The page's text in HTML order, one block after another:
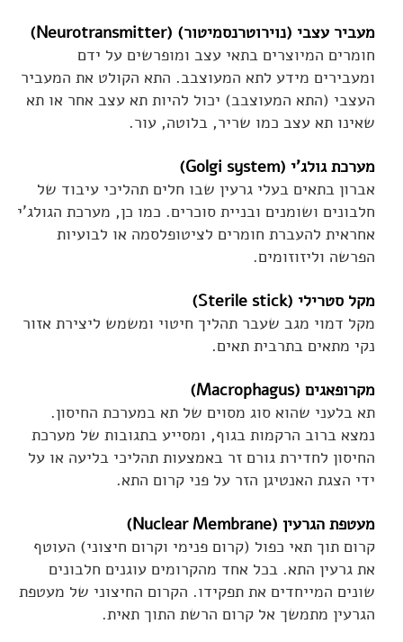
מעביר עצבי (נוירוטרנסמיטור) (Neurotransmitter)
חומרים המיוצרים בתאי עצב ומופרשים על ידם
ומעבירים מידע לתא המעוצבב. התא הקולט את המעביר
העצבי (התא המעוצבב) יכול להיות תא עצב אחר או תא
שאינו תא עצב כמו שריר, בלוטה, עור.
מערכת גולג'י (Golgi system)
אברון בתאים בעלי גרעין שבו חלים תהליכי עיבוד של
חלבונים ושומנים ובניית סוכרים. כמו כן, מערכת הגולג'י
אחראית להעברת חומרים לציטופלסמה או לבועיות
הפרשה וליזוזומים.
מקל סטרילי (Sterile stick)
מקל דמוי מגב שעבר תהליך חיטוי ומשמש ליצירת אזור
נקי מתאים בתרבית תאים.
מקרופאגים (Macrophagus)
תא בלעני שהוא סוג מסוים של תא במערכת החיסון.
נמצא ברוב הרקמות בגוף, ומסייע בתגובות של מערכת
החיסון לחדירת גורם זר באמצעות תהליכי בליעה או על
ידי הצגת האנטיגן הזר על פני קרום התא.
מעטפת הגרעין (Nuclear Membrane)
קרום תוך תאי כפול (קרום פנימי וקרום חיצוני) העוטף
את גרעין התא. בכל אחד מהקרומים עוגנים חלבונים
שונים המייחדים את תפקידו. הקרום החיצוני של מעטפת
הגרעין מתמשך אל קרום הרשת התוך תאית.